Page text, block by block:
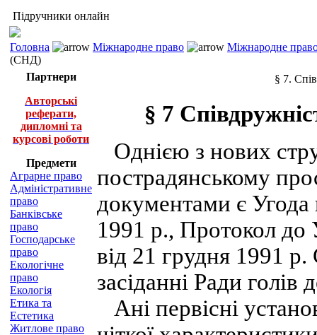
Підручники онлайн
Головна Міжнародне право
Міжнародне
(СНД)
Партнери
Авторські
реферати,
дипломні та
курсові роботи
Предмети
Аграрне право
Адміністративне
право
Банківське
право
Господарське
право
Екологічне
право
Екологія
Етика та
Естетика
Житлове право
§ 7.
§ 7
Однією з нових
пострадянському
документами є
1991 р., Протокол до
від 21 грудня 1991
засіданні Ради
Ані первісні